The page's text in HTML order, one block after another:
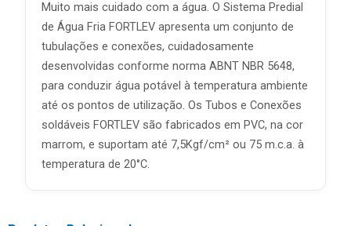
Muito mais cuidado com a água. O Sistema Predial
de Água Fria FORTLEV apresenta um conjunto de
tubulações e conexões, cuidadosamente
desenvolvidas conforme norma ABNT NBR 5648,
para conduzir água potável à temperatura ambiente
até os pontos de utilização. Os Tubos e Conexões
soldáveis FORTLEV são fabricados em PVC, na cor
marrom, e suportam até 7,5Kgf/cm² ou 75 m.c.a. à
temperatura de 20°C.